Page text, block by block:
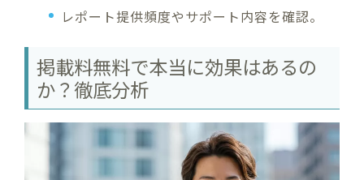
レポート提供頻度やサポート内容を確認。
掲載料無料で本当に効果はあるの
か？徹底分析